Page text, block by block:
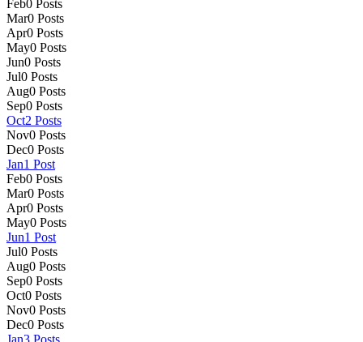
Feb0 Posts
Mar0 Posts
Apr0 Posts
May0 Posts
Jun0 Posts
Jul0 Posts
Aug0 Posts
Sep0 Posts
Oct2 Posts
Nov0 Posts
Dec0 Posts
Jan1 Post
Feb0 Posts
Mar0 Posts
Apr0 Posts
May0 Posts
Jun1 Post
Jul0 Posts
Aug0 Posts
Sep0 Posts
Oct0 Posts
Nov0 Posts
Dec0 Posts
Jan3 Posts